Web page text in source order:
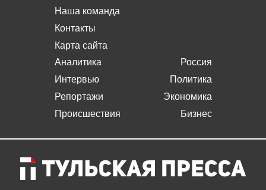
Наша команда
Контакты
Карта сайта
Аналитика
Интервью
Репортажи
Происшествия
Россия
Политика
Экономика
Бизнес